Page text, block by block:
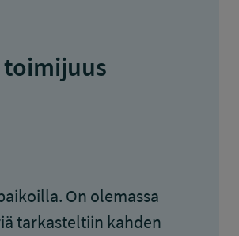
On olemassa
tarkasteltiin kahden